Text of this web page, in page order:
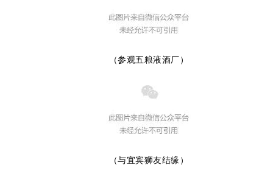
（参观五粮液酒厂）
（与宜宾狮友结缘）